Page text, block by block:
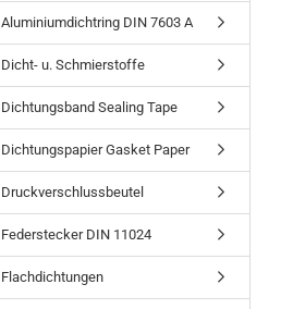
Aluminiumdichtring DIN 7603 A
Dicht- u. Schmierstoffe
Dichtungsband Sealing Tape
Dichtungspapier Gasket Paper
Druckverschlussbeutel
Federstecker DIN 11024
Flachdichtungen